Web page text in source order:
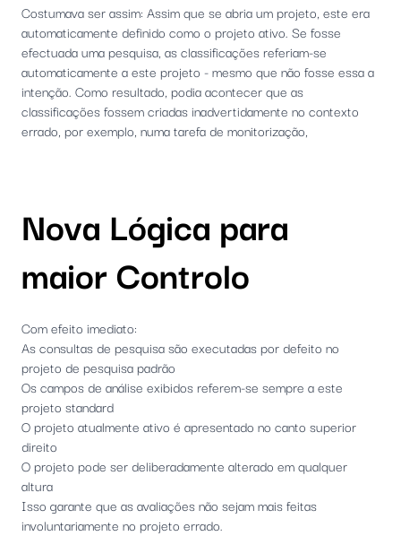
Costumava ser assim: Assim que se abria um projeto, este era
automaticamente definido como o projeto ativo. Se fosse
efectuada uma pesquisa, as classificações referiam-se
automaticamente a este projeto - mesmo que não fosse essa a
intenção. Como resultado, podia acontecer que as
classificações fossem criadas inadvertidamente no contexto
errado, por exemplo, numa tarefa de monitorização,
Nova Lógica para
maior Controlo
Com efeito imediato:
As consultas de pesquisa são executadas por defeito no
projeto de pesquisa padrão
Os campos de análise exibidos referem-se sempre a este
projeto standard
O projeto atualmente ativo é apresentado no canto superior
direito
O projeto pode ser deliberadamente alterado em qualquer
altura
Isso garante que as avaliações não sejam mais feitas
involuntariamente no projeto errado.